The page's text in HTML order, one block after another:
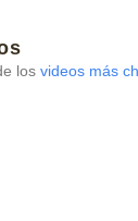
los videos más